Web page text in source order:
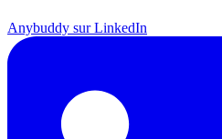
Anybuddy sur LinkedIn